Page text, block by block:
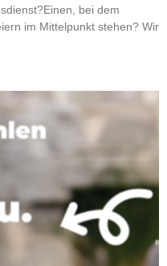
bei dem
im Mittelpunkt stehen? Wir